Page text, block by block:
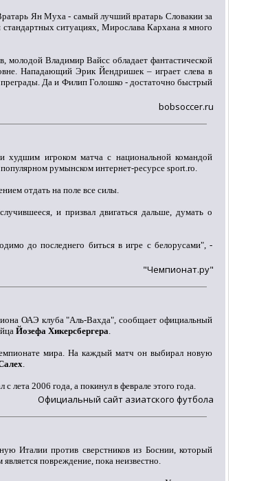
Ян Муха - самый лучший вратарь Словакии за
ситуациях, Мирослава Кархана я много
молодой Владимир Вайсс обладает фантастической
Нападающий Эрик Йендришек – играет слева в
преграды. Да и Филип Голошко - достаточно быстрый
bobsoccer.ru
худшим игроком матча с национальной командой
румынском интернет-ресурсе sport.ro.
отдать на поле все силы.
и призвал двигаться дальше, думать о
до последнего биться в игре с белорусами", -
"Чемпионат.ру"
ОАЭ клуба "Аль-Вахда", сообщает официальный
Йозефа Хикерсбергера.
мира. На каждый матч он выбирал новую
.
2006 года, а покинул в феврале этого года.
Официальный сайт азиатского футбола
Италии против сверстников из Боснии, который
повреждение, пока неизвестно.